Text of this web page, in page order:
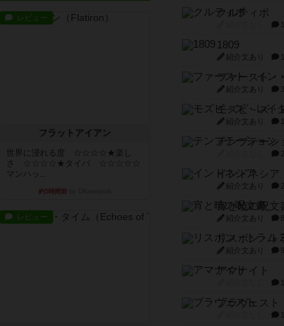
レビュー
フラットアイアン
世界に浸れる度 ☆☆☆☆★楽し
さ ☆☆☆☆★タイパ ☆☆☆☆☆
マンハッ...
約5時間前
レビュー
クルティボ
1809
紹介文あり
紹介文あり
モズビ－ズ・
紹介文あり
テンプテーシ
インドネシア
紹介文あり
宵と暁の呪文
紹介文あり
リスボン・ト
紹介文あり
アマナイト
ブラヴェスト